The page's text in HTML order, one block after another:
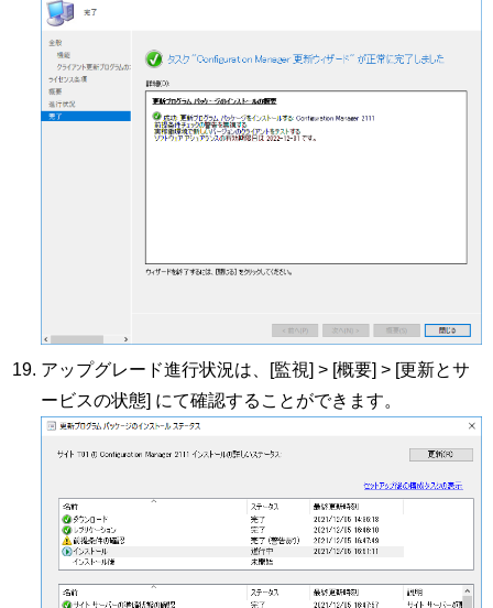
アップグレード進行状況は、[監視] > [概要] > [更新とサ
ービスの状態] にて確認することができます。